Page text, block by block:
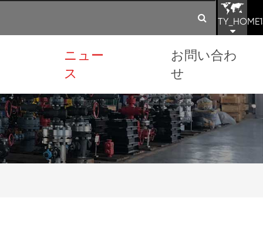
ニュー
ス
お問い合わ
せ